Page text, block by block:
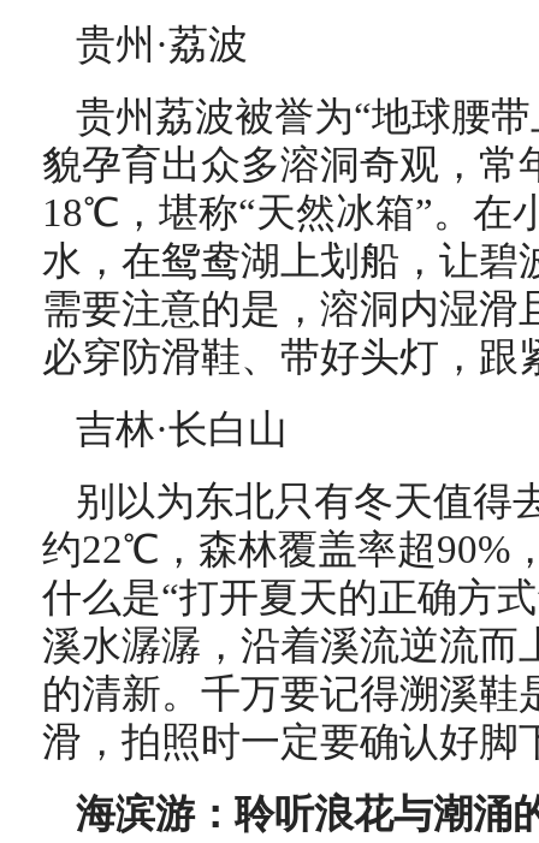
贵州·荔波
贵州荔波被誉为“地球腰
貌孕育出众多溶洞奇观，常
18℃，堪称“天然冰箱”。在
水，在鸳鸯湖上划船，让碧
需要注意的是，溶洞内湿滑
必穿防滑鞋、带好头灯，跟
吉林·长白山
别以为东北只有冬天值得
约22℃，森林覆盖率超90%
什么是“打开夏天的正确方
溪水潺潺，沿着溪流逆流而
的清新。千万要记得溯溪鞋
滑，拍照时一定要确认好脚
海滨游：聆听浪花与潮涌